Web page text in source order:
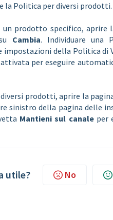
la Politica per diversi prodotti.
prodotto specifico, aprire
Cambia. Individuare una
impostazioni della Politica di
per eseguire
prodotti, aprire la
della pagina delle
Mantieni sul canaleper
utile? No